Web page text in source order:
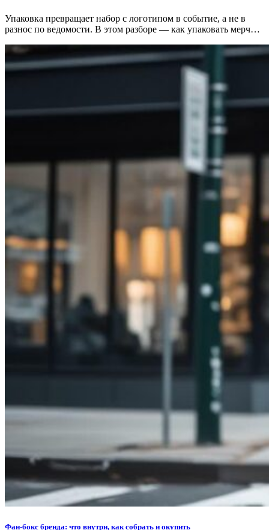
Упаковка превращает набор с логотипом в событие, а не в
разнос по ведомости. В этом разборе — как упаковать мерч…
Фан‑бокс бренда: что внутри, как собрать и окупить